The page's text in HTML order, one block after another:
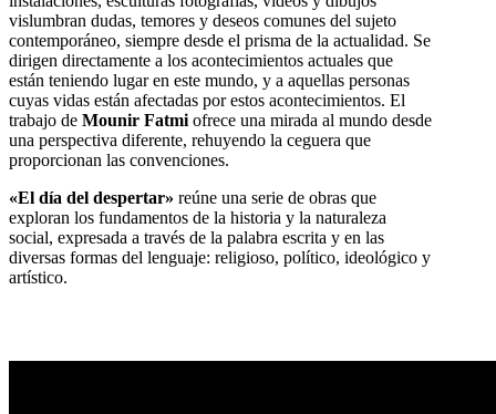
vislumbran dudas, temores y deseos comunes del sujeto
contemporáneo, siempre desde el prisma de la actualidad. Se
dirigen directamente a los acontecimientos actuales que
están teniendo lugar en este mundo, y a aquellas personas
cuyas vidas están afectadas por estos acontecimientos. El
trabajo de Mounir Fatmi ofrece una mirada al mundo desde
una perspectiva diferente, rehuyendo la ceguera que
proporcionan las convenciones.
«El día del despertar» reúne una serie de obras que
exploran los fundamentos de la historia y la naturaleza
social, expresada a través de la palabra escrita y en las
diversas formas del lenguaje: religioso, político, ideológico y
artístico.